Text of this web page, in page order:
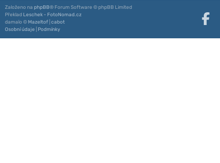
Založeno na phpBB® Forum Software © phpBB Limited
Překlad Leschek - FotoNomad.cz
damaïo © Mazeltof cabot
Osobní údaje
Podmínky